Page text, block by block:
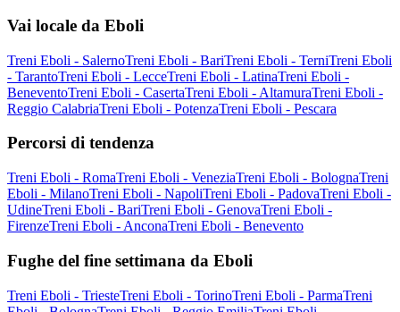
Vai locale da Eboli
Treni Eboli - SalernoTreni Eboli - BariTreni Eboli - TerniTreni Eboli
- TarantoTreni Eboli - LecceTreni Eboli - LatinaTreni Eboli -
BeneventoTreni Eboli - CasertaTreni Eboli - AltamuraTreni Eboli -
Reggio CalabriaTreni Eboli - PotenzaTreni Eboli - Pescara
Percorsi di tendenza
Treni Eboli - RomaTreni Eboli - VeneziaTreni Eboli - BolognaTreni
Eboli - MilanoTreni Eboli - NapoliTreni Eboli - PadovaTreni Eboli -
UdineTreni Eboli - BariTreni Eboli - GenovaTreni Eboli -
FirenzeTreni Eboli - AnconaTreni Eboli - Benevento
Fughe del fine settimana da Eboli
Treni Eboli - TriesteTreni Eboli - TorinoTreni Eboli - ParmaTreni